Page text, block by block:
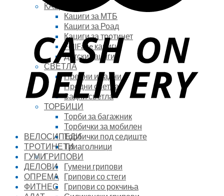
КАЦИГИ
Кациги за МТБ
Кациги за Роад
Кациги за тротинет
FullFace кациги
Детски кациги
СВЕТЛА
Предни и задни
Предни светла
Задни светла
ТОРБИЦИ
Торби за багажник
Торбички за мобилен
Торбички под седиште
Триаголници
ГРИПОВИ
Гумени грипови
Грипови со стеги
Грипови со рокчиња
ВЕЛОСИПЕДИ
ТРОТИНЕТИ
ГУМИ
ДЕЛОВИ
ОПРЕМА
ФИТНЕС